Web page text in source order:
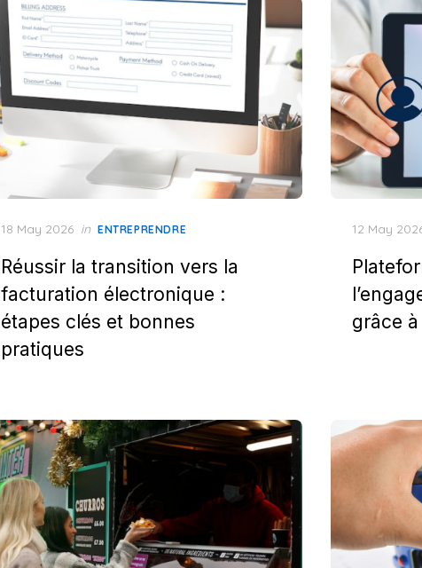
Posted
18 May 2026 in ENTREPRENDRE
Réussir la transition vers la
facturation électronique :
étapes clés et bonnes
pratiques
Posted
12 May
grâce à